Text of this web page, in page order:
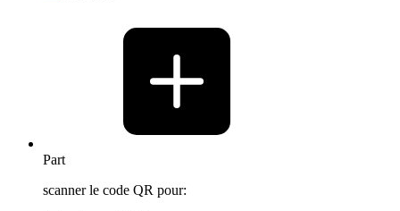
Part
scanner le code QR pour: